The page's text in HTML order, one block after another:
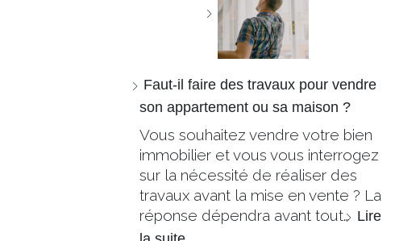
Faut-il faire des travaux pour vendre
son appartement ou sa maison ?
Vous souhaitez vendre votre bien
immobilier et vous vous interrogez
sur la nécessité de réaliser des
travaux avant la mise en vente ? La
réponse dépendra avant tout… Lire